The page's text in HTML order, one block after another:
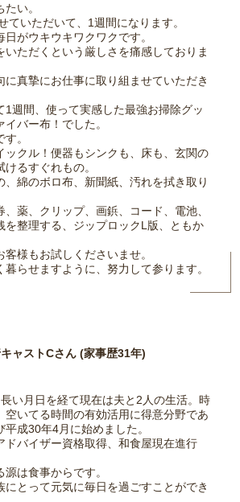
い。
ていただいて、1週間になります。
日がウキウキワクワクです。
いただくという厳しさを痛感しておりま
に真摯にお仕事に取り組ませていただき
1週間、使って実感した最強お掃除グッ
イバー布！でした。
す。
ックル！便器もシンクも、床も、玄関の
けるすぐれもの。
、綿のボロ布、新聞紙、汚れを拭き取り
薬、クリップ、画鋲、コード、電池、
を整理する、ジップロックL版、ともか
客様もお試しくださいませ。
らせますように、努力して参ります。
ャストCさん (家事歴31年)
い月日を経て現在は夫と2人の生活。時
空いてる時間の有効活用に得意分野であ
平成30年4月に始めました。
ドバイザー資格取得、和食屋現在進行
は食事からです。
にとって元気に毎日を過ごすことができ